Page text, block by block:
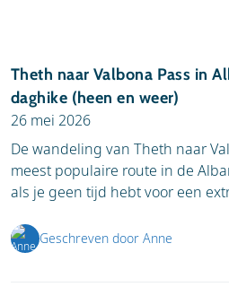
Theth naar Valbona Pass in
daghike (heen en weer)
26 mei 2026
De wandeling van Theth naar
meest populaire route in de
als je geen tijd hebt voor een
Geschreven door Anne